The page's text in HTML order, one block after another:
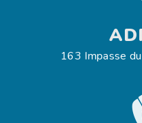
163 Impasse